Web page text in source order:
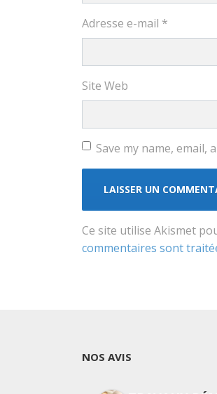
Adresse e-mail *
Site Web
Save my name,
Ce site utilise Akismet
commentaires sont
NOS AVIS